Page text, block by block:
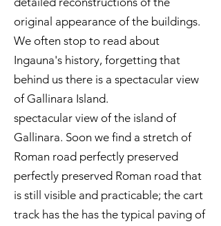
original appearance of the buildings.
We often stop to read about
Ingauna's history, forgetting that
behind us there is a spectacular view
of Gallinara Island.
spectacular view of the island of
Gallinara. Soon we find a stretch of
Roman road perfectly preserved
perfectly preserved Roman road that
is still visible and practicable; the cart
track has the has the typical paving of